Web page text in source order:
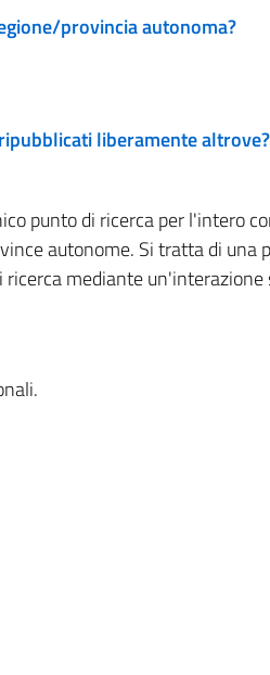
provincia autonoma?
liberamente altrove?
punto di ricerca per l'intero
autonome. Si tratta di una
mediante